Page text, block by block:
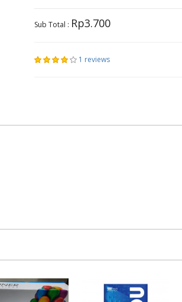
Sub Total : Rp3.700
1 reviews